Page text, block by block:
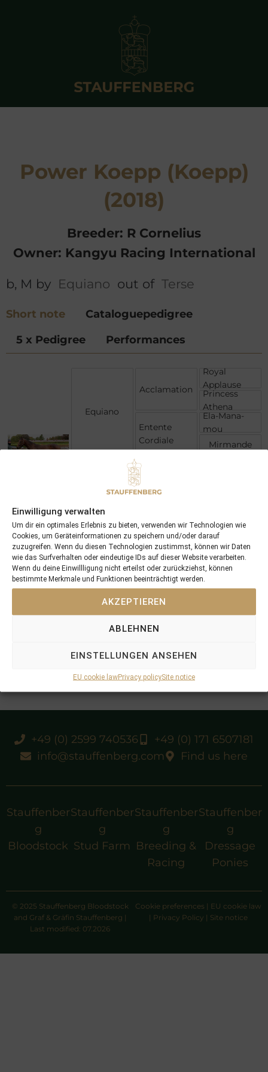
Einwilligung verwalten
Um dir ein optimales Erlebnis zu bieten, verwenden wir Technologien wie
Cookies, um Geräteinformationen zu speichern und/oder darauf
zuzugreifen. Wenn du diesen Technologien zustimmst, können wir Daten
wie das Surfverhalten oder eindeutige IDs auf dieser Website verarbeiten.
Wenn du deine Einwillligung nicht erteilst oder zurückziehst, können
bestimmte Merkmale und Funktionen beeinträchtigt werden.
AKZEPTIEREN
ABLEHNEN
EINSTELLUNGEN ANSEHEN
EU cookie lawPrivacy policySite notice
Power Koepp (Koepp)
(2018)
Breeder: R Cornelius
Owner: Kangyu Racing International
b, M by Equiano out of Terse
Short note
Cataloguepedigree
5 x Pedigree
Performances
Equiano
Acclamation
Entente
Cordiale
Shade
Royal
Applause
Princess
Athena
Ela-Mana-
mou
Mirmande
Shadywood
2yo winner in GB, multiple winner in HK
2018 purchased by Stauffenberg Bldstck at
TDF, 2019 sold at TOCII
raised and prepped at Schlossgut Itlingen
+49 (0) 2599 740536
+49 (0) 171 6507181
info@stauffenberg.com
Find us here
Stauffenber
g
Bloodstock
Stauffenber
g
Stud Farm
Stauffenber
g
Breeding &
Racing
Stauffenber
g
Dressage
Ponies
© 2025 Stauffenberg Bloodstock
and Graf & Gräfin Stauffenberg |
Last modified: 07.2026
Cookie preferences | EU cookie law
| Privacy Policy | Site notice